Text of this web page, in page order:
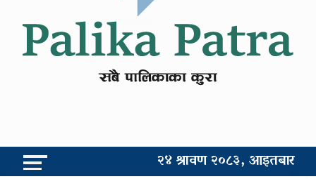
२४ श्रावण २०८३, आइतबार